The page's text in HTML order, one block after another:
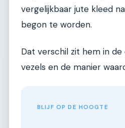
vergelijkbaar jute kleed
begon te worden.
Dat verschil zit hem in
vezels en de manier
BLIJF OP DE HOOGTE